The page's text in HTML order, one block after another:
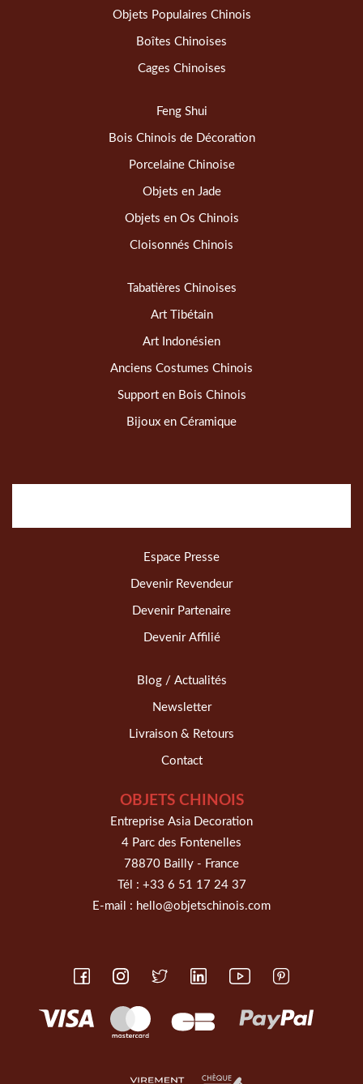
Objets Populaires Chinois
Boîtes Chinoises
Cages Chinoises
Feng Shui
Bois Chinois de Décoration
Porcelaine Chinoise
Objets en Jade
Objets en Os Chinois
Cloisonnés Chinois
Tabatières Chinoises
Art Tibétain
Art Indonésien
Anciens Costumes Chinois
Support en Bois Chinois
Bijoux en Céramique
Espace Presse
Devenir Revendeur
Devenir Partenaire
Devenir Affilié
Blog / Actualités
Newsletter
Livraison & Retours
Contact
OBJETS CHINOIS
Entreprise Asia Decoration
4 Parc des Fontenelles
78870 Bailly - France
Tél : +33 6 51 17 24 37
E-mail : hello@objetschinois.com